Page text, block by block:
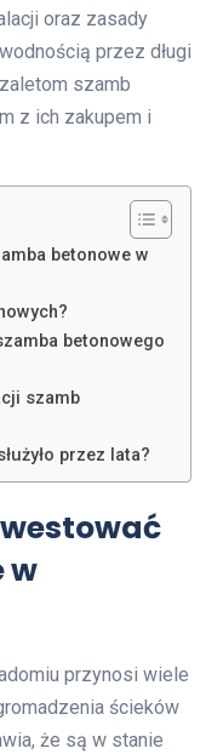
oraz zasady
przez długi
szamb
z ich zakupem i
betonowe w
betonowego
szamb
przez lata?
w
przynosi wiele
ścieków
że są w stanie